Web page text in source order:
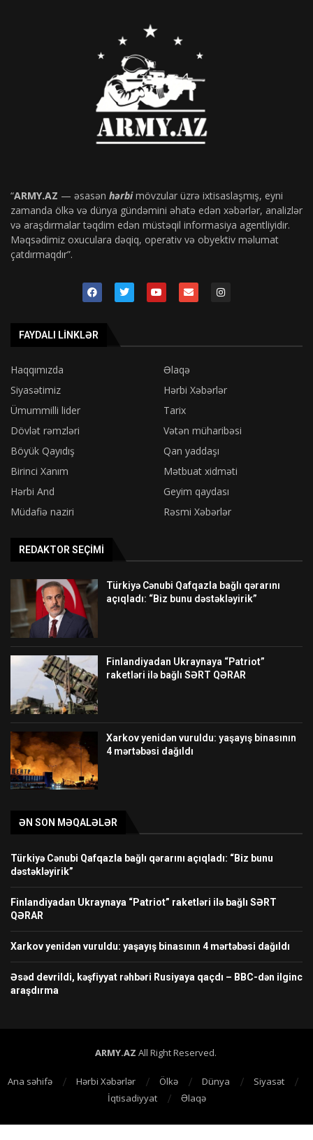
“ARMY.AZ — əsasən hərbimövzular üzrə ixtisaslaşmış, eyni
zamanda ölkə və dünya gündəmini əhatə edən xəbərlər, analizlər
və araşdırmalar təqdim edən müstəqil informasiya agentliyidir.
Məqsədimiz oxuculara dəqiq, operativ və obyektiv məlumat
çatdırmaqdır”.
FAYDALI LINKLƏR
Haqqımızda
Əlaqə
Siyasətimiz
Hərbi Xəbərlər
Ümummilli lider
Tarix
Dövlət rəmzləri
Vətən müharibəsi
Böyük Qayıdış
Qan yaddaşı
Birinci Xanım
Mətbuat xidməti
Hərbi And
Geyim qaydası
Müdafiə naziri
Rəsmi Xəbərlər
REDAKTOR SEÇIMI
Türkiyə Cənubi Qafqazla bağlı qərarını
açıqladı: “Biz bunu dəstəkləyirik”
Finlandiyadan Ukraynaya “Patriot”
raketləri ilə bağlı SƏRT QƏRAR
Xarkov yenidən vuruldu: yaşayış binasının
4 mərtəbəsi dağıldı
ƏN SON MƏQALƏLƏR
Türkiyə Cənubi Qafqazla bağlı qərarını açıqladı: “Biz bunu
dəstəkləyirik”
Finlandiyadan Ukraynaya “Patriot” raketləri ilə bağlı SƏRT
QƏRAR
Xarkov yenidən vuruldu: yaşayış binasının 4 mərtəbəsi dağıldı
Əsəd devrildi, kəşfiyyat rəhbəri Rusiyaya qaçdı – BBC-dən ilginc
araşdırma
ARMY.AZ All Right Reserved.
Ana səhifə Hərbi Xəbərlər Ölkə Dünya
Siyasət
İqtisadiyyat
Əlaqə